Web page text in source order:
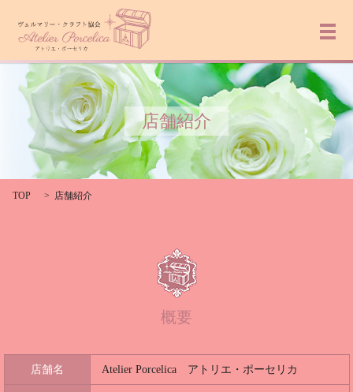
メ
店舗紹介
TOP 店舗紹介
概要
店舗名 Atelier Porcelica アトリエ・ポーセリカ